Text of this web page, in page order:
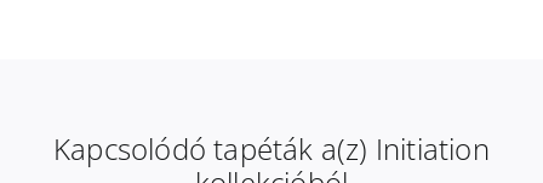
Kapcsolódó tapéták a(z) Initiation